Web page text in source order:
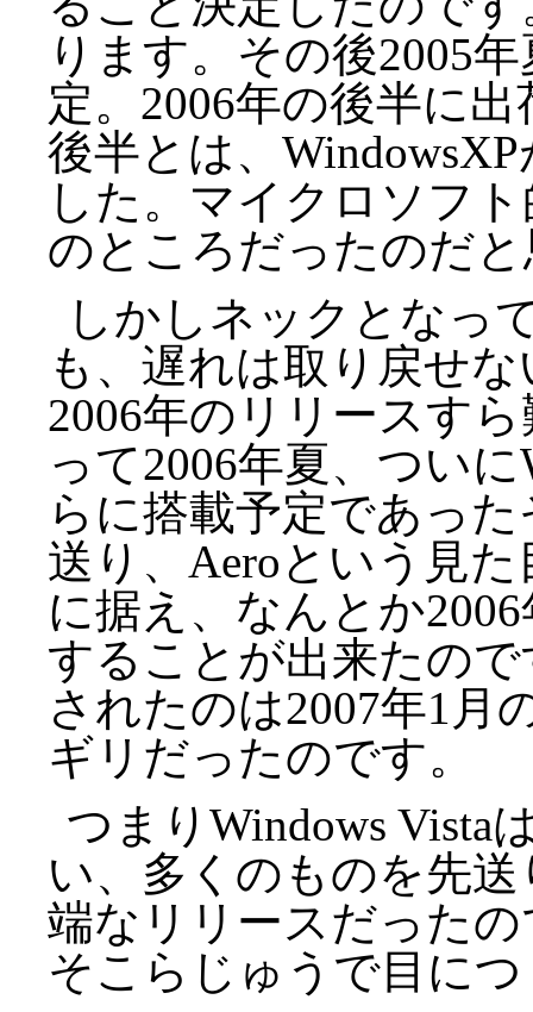
ります。その後2005
定。2006年の後半に
後半とは、
した。マイクロソフ
のところだったのだ
しかしネックとなっ
も、遅れは取り戻せ
2006年のリリースす
って2006年夏、つい
らに搭載予定であっ
送り、Aeroという見
に据え、なんとか
することが出来たの
されたのは2007年1月
ギリだったのです。
つまりWindows Vista
い、多くのものを先
端なリリースだった
そこらじゅうで目に